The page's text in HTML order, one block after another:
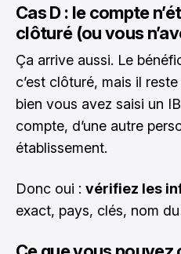
Cas D : le compte
clôturé (ou vous
Ça arrive aussi. Le
c’est clôturé, mais il
bien vous avez saisi un
compte, d’une autre
établissement.
Donc oui : vérifiez les
exact, pays, clés, nom